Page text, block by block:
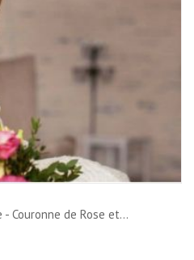
Couronne de Rose et...